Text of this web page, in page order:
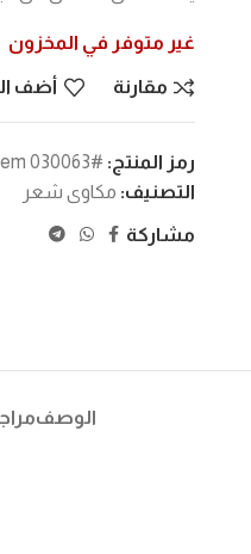
غير متوفر في المخزون
مقارنة أضف
رمز المنتج: #Item 030063
التصنيف: مكاوى شعر
مشاركة
الوصف